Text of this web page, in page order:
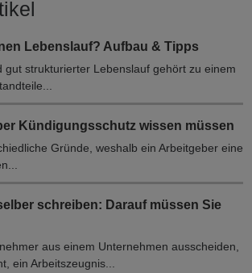
Lebenslauf? Aufbau & Tipps
gut strukturierter Lebenslauf gehört zu einem
Kündigungsschutz wissen müssen
Gründe, weshalb ein Arbeitgeber eine
schreiben: Darauf müssen Sie
aus einem Unternehmen ausscheiden,
ein Arbeitszeugnis...